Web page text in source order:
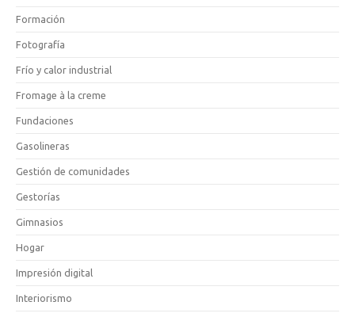
Formación
Fotografía
Frío y calor industrial
Fromage à la creme
Fundaciones
Gasolineras
Gestión de comunidades
Gestorías
Gimnasios
Hogar
Impresión digital
Interiorismo